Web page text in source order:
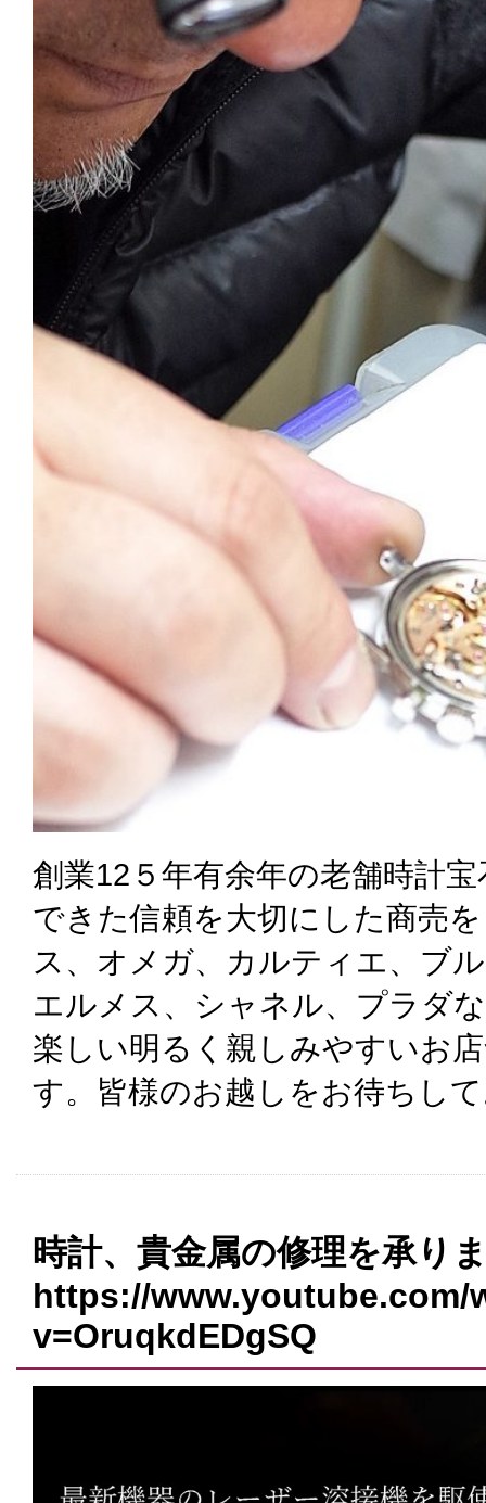
創業12５年有余年の老舗時計
できた信頼を大切にした商売
ス、オメガ、カルティエ、ブ
エルメス、シャネル、プラダ
楽しい明るく親しみやすいお
す。皆様のお越しをお待ちし
時計、貴金属の修理を承り
https://www.youtube.com/
v=OruqkdEDgSQ